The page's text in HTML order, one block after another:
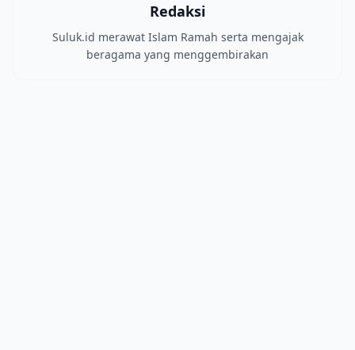
Redaksi
Suluk.id merawat Islam Ramah serta mengajak
beragama yang menggembirakan